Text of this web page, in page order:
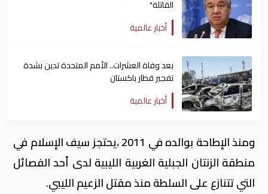
القاتلة"
أخبار عالمية
بعد وفاة العشرات.. الأمم المتحدة تدين بشدة
تفجير قطار باكستان
أخبار عالمية
ومنذ الإطاحة بوالده في 2011 ،يحتجز سيف الإسلام في
منطقة الزنتان الجبلية الغربية الليبية لدى أحد الفصائل
التي تتنازع على السلطة منذ مقتل الزعيم الليبي.